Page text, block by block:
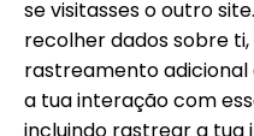
se visitasses o outro
recolher dados sobre
rastreamento
a tua interação com